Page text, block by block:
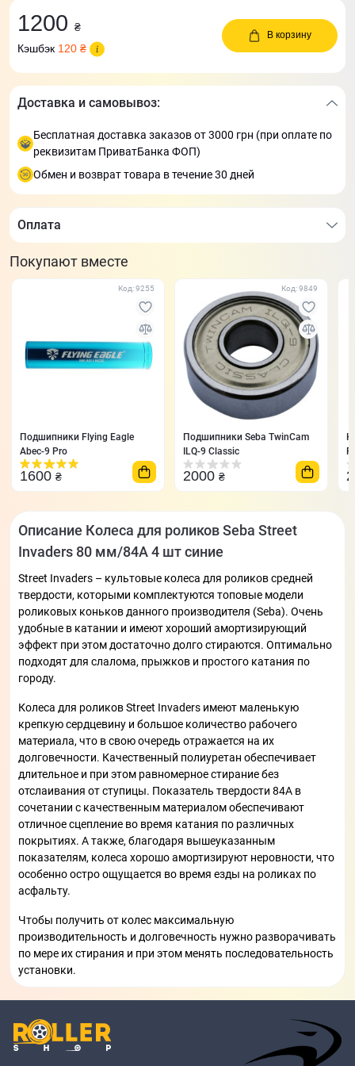
1200 ₴
Кэшбэк 120 ₴
В корзину
Доставка и самовывоз:
Бесплатная доставка заказов от 3000 грн (при оплате по
реквизитам ПриватБанка ФОП)
Обмен и возврат товара в течение 30 дней
Оплата
Покупают вместе
Код: 9255
Подшипники Flying Eagle
Abec-9 Pro
1600 ₴
Код: 9849
Подшипники Seba TwinCam
ILQ-9 Classic
2000 ₴
Описание Колеса для роликов Seba Street
Invaders 80 мм/84A 4 шт синие
Street Invaders – культовые колеса для роликов средней
твердости, которыми комплектуются топовые модели
роликовых коньков данного производителя (Seba). Очень
удобные в катании и имеют хороший амортизирующий
эффект при этом достаточно долго стираются. Оптимально
подходят для слалома, прыжков и простого катания по
городу.
Колеса для роликов Street Invaders имеют маленькую
крепкую сердцевину и большое количество рабочего
материала, что в свою очередь отражается на их
долговечности. Качественный полиуретан обеспечивает
длительное и при этом равномерное стирание без
отслаивания от ступицы. Показатель твердости 84А в
сочетании с качественным материалом обеспечивают
отличное сцепление во время катания по различных
покрытиях. А также, благодаря вышеуказанным
показателям, колеса хорошо амортизируют неровности, что
особенно остро ощущается во время езды на роликах по
асфальту.
Чтобы получить от колес максимальную
производительность и долговечность нужно разворачивать
по мере их стирания и при этом менять последовательность
установки.